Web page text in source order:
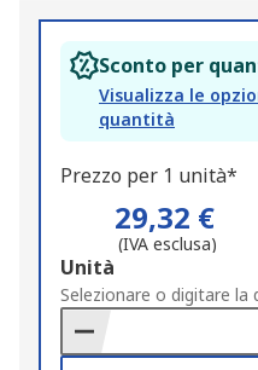
Sconto per
Visualizza le
quantità
Prezzo per 1 unità*
29,32 €
(IVA esclusa)
Add
to
Basket
Unità
Selezionare o digitare la